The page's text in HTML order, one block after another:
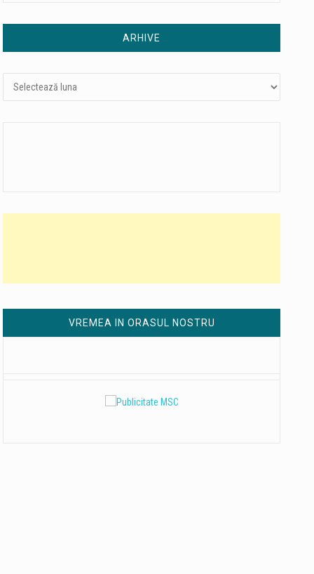
ARHIVE
VREMEA IN ORASUL NOSTRU